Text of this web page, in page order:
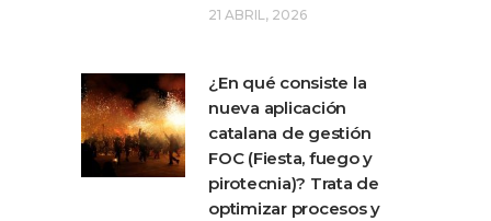
21 ABRIL, 2026
¿En qué consiste la
nueva aplicación
catalana de gestión
FOC (Fiesta, fuego y
pirotecnia)? Trata de
optimizar procesos y